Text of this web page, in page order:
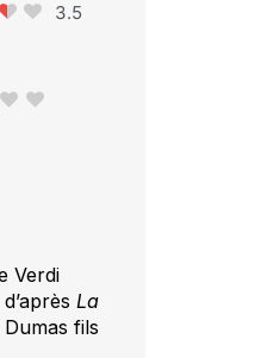
3.5
Verdi
La
fils